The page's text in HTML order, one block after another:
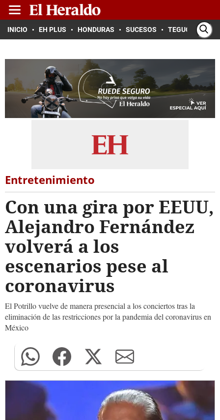
INICIO EH PLUS HONDURAS SUCESOS TEGUCIGALPA
Entretenimiento
Con una gira por EEUU,
Alejandro Fernández
volverá a los
escenarios pese al
coronavirus
El Potrillo vuelve de manera presencial a los conciertos tras la
eliminación de las restricciones por la pandemia del coronavirus en
México